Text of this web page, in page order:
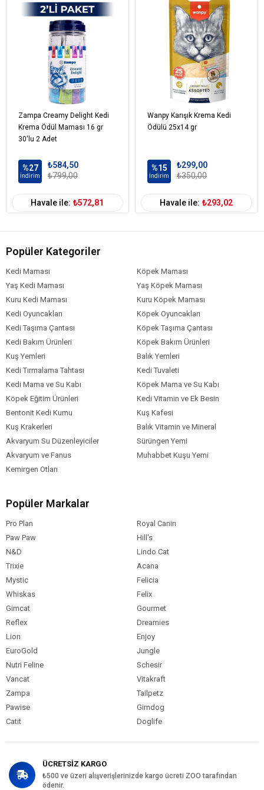
Kedi Maması
Paket Boyutu
0-100 gr
Kedi Maması
Kampanya
Kedi Irk Özelliği
Zampa Creamy Delight Kedi
Krema Ödül Maması 16 gr
30'lu 2 Adet
%27
İndirim
₺584,50
₺799,00
Havale ile: ₺572,81
Wanpy Karışık Krema Kedi
Ödülü 25x14 gr
%15
İndirim
₺299,00
₺350,00
Havale ile: ₺293,02
Popüler Kategoriler
Kedi Maması
Köpek Maması
Yaş Kedi Maması
Yaş Köpek Maması
Kuru Kedi Maması
Kuru Köpek Maması
Kedi Oyuncakları
Köpek Oyuncakları
Kedi Taşıma Çantası
Köpek Taşıma Çantası
Kedi Bakım Ürünleri
Köpek Bakım Ürünleri
Kuş Yemleri
Balık Yemleri
Kedi Tırmalama Tahtası
Kedi Tuvaleti
Kedi Mama ve Su Kabı
Köpek Mama ve Su Kabı
Köpek Eğitim Ürünleri
Kedi Vitamin ve Ek Besin
Bentonit Kedi Kumu
Kuş Kafesi
Kuş Krakerleri
Balık Vitamin ve Mineral
Akvaryum Su Düzenleyiciler
Sürüngen Yemi
Akvaryum ve Fanus
Muhabbet Kuşu Yemi
Kemirgen Otları
Popüler Markalar
Pro Plan
Royal Canin
Paw Paw
Hill's
N&D
Lindo Cat
Trixie
Acana
Mystic
Felicia
Whiskas
Felix
Gimcat
Gourmet
Reflex
Dreamies
Lion
Enjoy
EuroGold
Jungle
Nutri Feline
Schesir
Vancat
Vitakraft
Zampa
Tailpetz
Pawise
Gimdog
Catit
Doglife
ÜCRETSİZ KARGO
₺500 ve üzeri alışverişlerinizde kargo ücreti ZOO tarafından
ödenir.